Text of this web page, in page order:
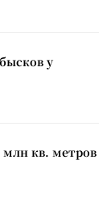
у
млн кв. метров